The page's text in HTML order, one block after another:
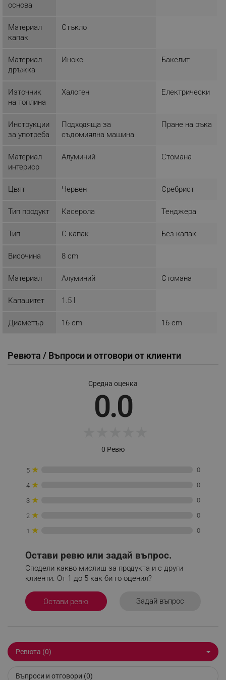
основа
Материал
капак
Стъкло
Материал
дръжка
Инокс Бакелит
Източник
на топлина
Халоген Електрически
Инструкции
за употреба
Подходяща за
съдомиялна машина
Пране на ръка
Материал
интериор
Алуминий Стомана
Цвят Червен Сребрист
Тип продукт Касерола Тенджера
Тип С капак Без капак
Височина 8 cm
Материал Алуминий Стомана
Капацитет 1.5 l
Диаметър 16 cm 16 cm
Ревюта / Въпроси и отговори от клиенти
Средна оценка
0.0
0 Ревю
5 ★ 0
4 ★ 0
3 ★ 0
2 ★ 0
1 ★ 0
Остави ревю или задай въпрос.
Сподели какво мислиш за продукта и с други
клиенти. От 1 до 5 как би го оценил?
Остави ревю Задай въпрос
Ревюта (0)
Въпроси и отговори (0)
Строго необходимите бисквитки позволяват
правилно без строго необходими бисквитки.
click_code_ps
.alleop.bg
_nzm_idnl_92166-7699
.alleop.bg
_nzm_id_92166-7699
.alleop.bg
_sgf_push_permission_asked
_sgf_tracking .alleop.bg
.alleop.bg
_sgf_clicked_banners
Google Privacy Policy